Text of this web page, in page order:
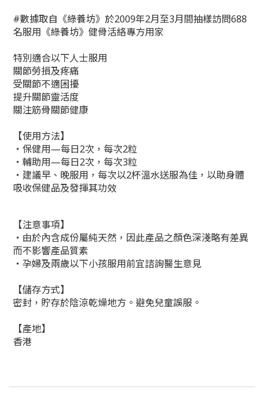
#數據取自《綠養坊》於2009年2月至3月間抽樣訪問688
名服用《綠養坊》健骨活絡專方用家
特別適合以下人士服用
關節勞損及疼痛
受關節不適困擾
提升關節靈活度
關注筋骨關節健康
【使用方法】
‧保健用—每日2次，每次2粒
‧輔助用—每日2次，每次3粒
‧建議早、晚服用，每次以2杯溫水送服為佳，以助身體
吸收保健品及發揮其功效
【注意事項】
‧由於內含成份屬純天然，因此產品之顏色深淺略有差異
而不影響產品質素
‧孕婦及兩歲以下小孩服用前宜諮詢醫生意見
【儲存方式】
密封，貯存於陰涼乾燥地方。避免兒童誤服。
【產地】
香港